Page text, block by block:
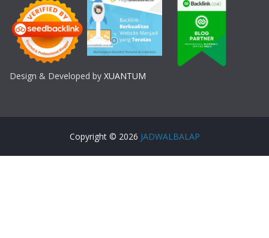
Design & Developed by XUANTUM
Copyright © 2026 JADWALBALAP